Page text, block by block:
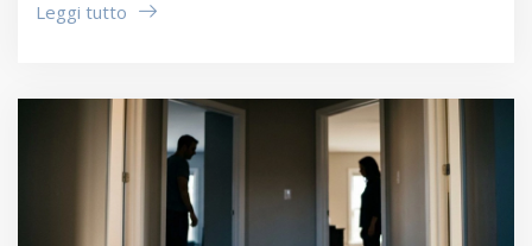
Leggi tutto